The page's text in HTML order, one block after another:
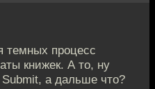
темных процесс
книжек. А то, ну
а дальше что?